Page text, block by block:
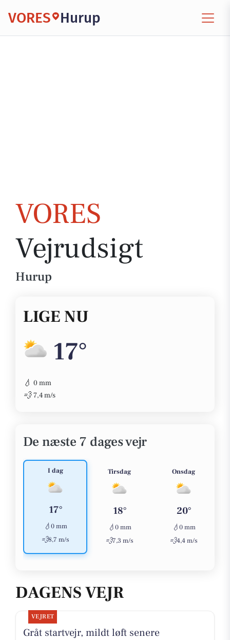
VORES Hurup
VORES
Vejrudsigt
Hurup
LIGE NU
17°
💧 0 mm
💨 7,4 m/s
De næste 7 dages vejr
I dag
17°
💧0 mm
💨8,7 m/s
Tirsdag
18°
💧0 mm
💨7,3 m/s
Onsdag
20°
💧0 mm
💨4,4 m/s
DAGENS VEJR
VEJRET
Gråt startvejr, mildt løft senere